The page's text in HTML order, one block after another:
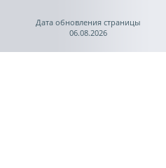
Дата обновления страницы
06.08.2026